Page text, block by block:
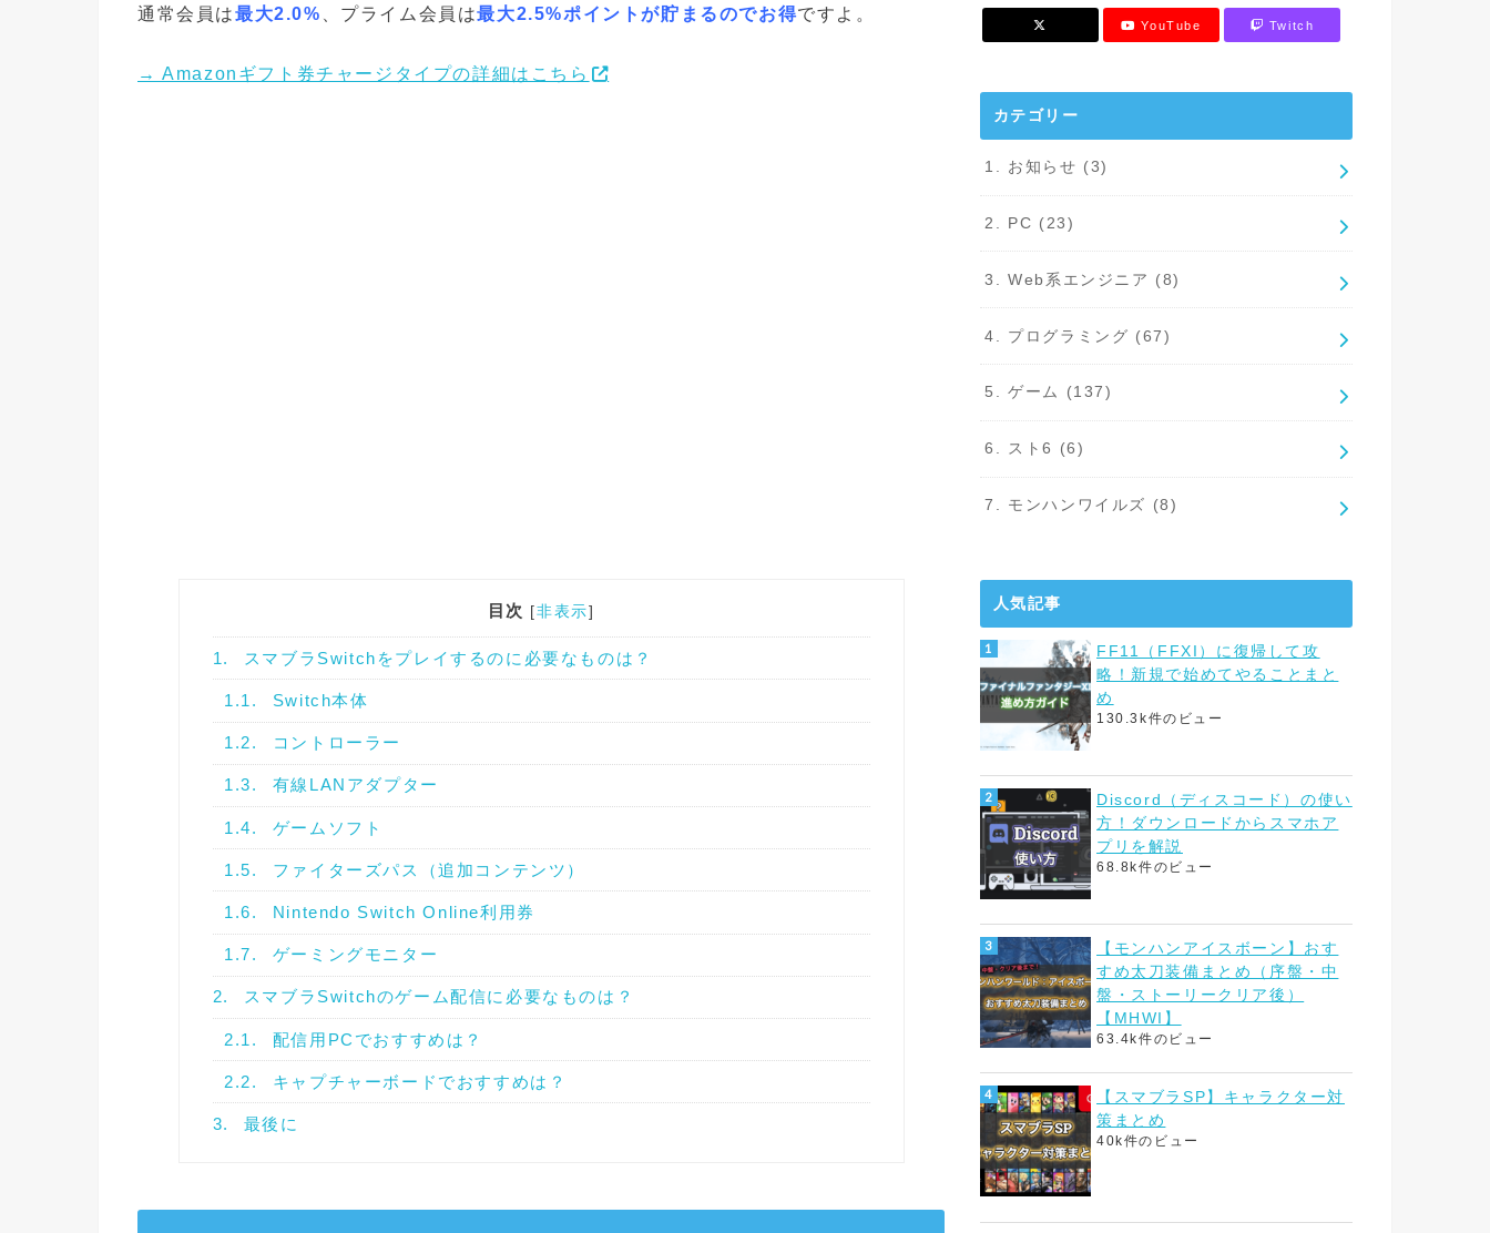
通常会員は最大2.0% 、プライム会員は最大2.5%ポイントが貯まるのでお得ですよ。
→ Amazonギフト券チャージタイプの詳細はこちら
目次 [非表示]
1. スマブラSwitchをプレイするのに必要なものは？
1.1. Switch本体
1.2. コントローラー
1.3. 有線LANアダプター
1.4. ゲームソフト
1.5. ファイターズパス（追加コンテンツ）
1.6. Nintendo Switch Online利用券
1.7. ゲーミングモニター
2. スマブラSwitchのゲーム配信に必要なものは？
2.1. 配信用PCでおすすめは？
2.2. キャプチャーボードでおすすめは？
3. 最後に
YouTube Twitch
カテゴリー
1. お知らせ (3)
2. PC (23)
3. Web系エンジニア (8)
4. プログラミング (67)
5. ゲーム (137)
6. スト6 (6)
7. モンハンワイルズ (8)
人気記事
FF11（FFXI）に復帰して攻
略！新規で始めてやることまと
め
130.3k件のビュー
Discord（ディスコード）の使い
方！ダウンロードからスマホア
プリを解説
68.8k件のビュー
【モンハンアイスボーン】おす
すめ太刀装備まとめ（序盤・中
盤・ストーリークリア後）
【MHWI】
63.4k件のビュー
【スマブラSP】キャラクター対
策まとめ
40k件のビュー